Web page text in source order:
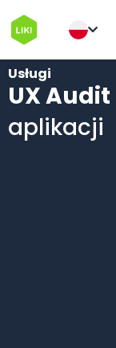
Usługi
UX Audit
aplikacji